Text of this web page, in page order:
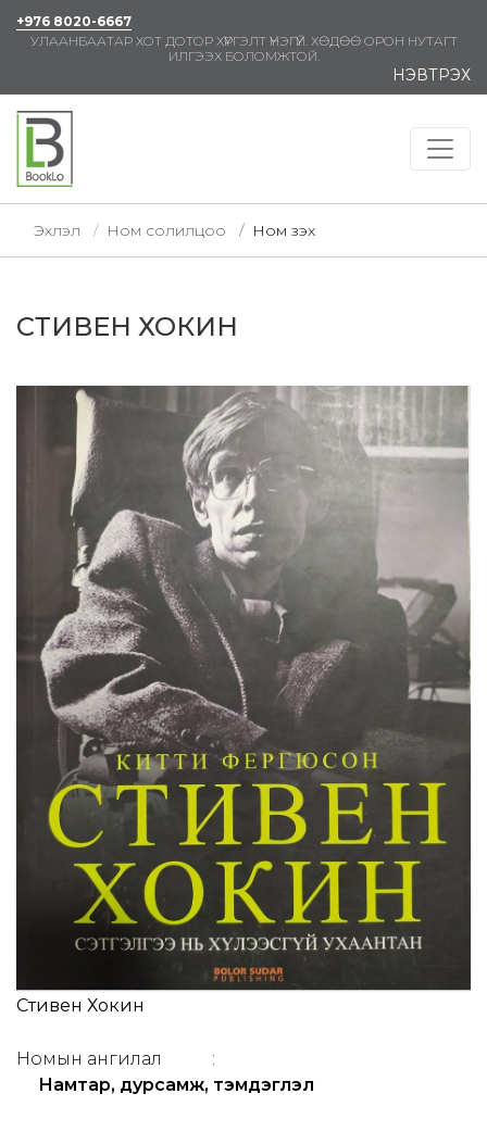
+976 8020-6667
УЛААНБААТАР ХОТ ДОТОР ХҮРГЭЛТ ҮНЭГҮЙ. ХӨДӨӨ ОРОН НУТАГТ
ИЛГЭЭХ БОЛОМЖТОЙ.
НЭВТРЭХ
Эхлэл Ном солилцоо Ном үзэх
СТИВЕН ХОКИН
Стивен Хокин
Номын ангилал
:
Намтар, дурсамж, тэмдэглэл